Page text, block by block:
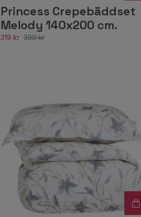
Princess Crepebäddset
Melody 140x200 cm.
319 kr 399 kr